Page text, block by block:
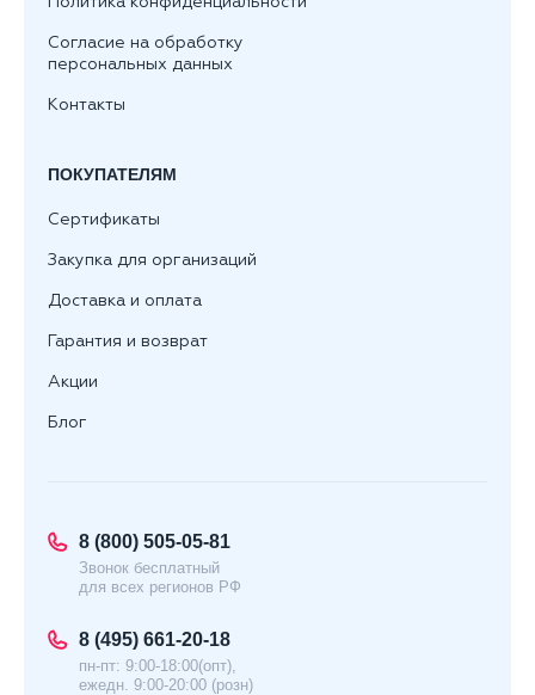
Согласие на обработку
персональных данных
Контакты
ПОКУПАТЕЛЯМ
Сертификаты
Закупка для организаций
Доставка и оплата
Гарантия и возврат
Акции
Блог
8 (800) 505-05-81
Звонок бесплатный
для всех регионов РФ
8 (495) 661-20-18
пн-пт: 9:00-18:00(опт),
ежедн. 9:00-20:00 (розн)